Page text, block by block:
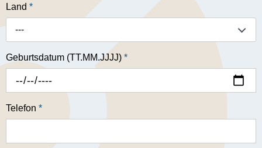
Land *
---
Geburtsdatum (TT.MM.JJJJ) *
Telefon *